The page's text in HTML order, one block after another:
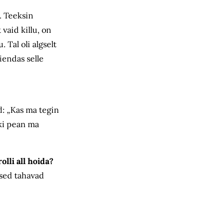
Teeksin
vaid killu, on
Tal oli algselt
selle
„Kas ma tegin
pean ma
all hoida?
tahavad